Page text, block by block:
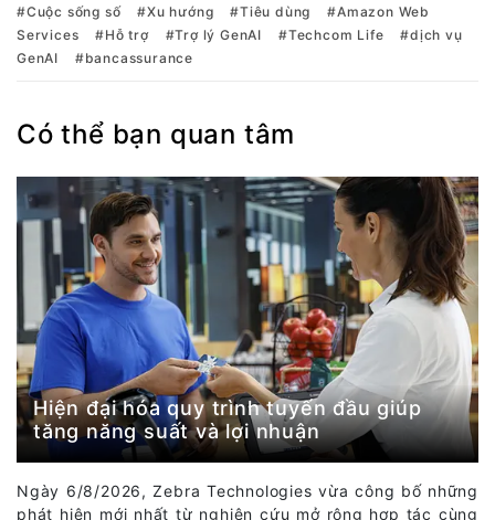
Cuộc sống số Xu hướng Tiêu dùng
Amazon Web
Services
Hỗ trợ Trợ lý GenAI Techcom Life
dịch vụ
GenAI
bancassurance
Có thể bạn quan tâm
Hiện đại hóa quy trình tuyến đầu giúp
tăng năng suất và lợi nhuận
Ngày 6/8/2026, Zebra Technologies vừa công bố những
phát hiện mới nhất từ nghiên cứu mở rộng hợp tác cùng